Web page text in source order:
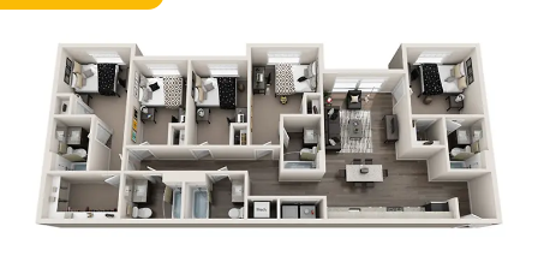
Lieux
Plus
English (US)
Chinese Español
Català Deutsch
Italian French